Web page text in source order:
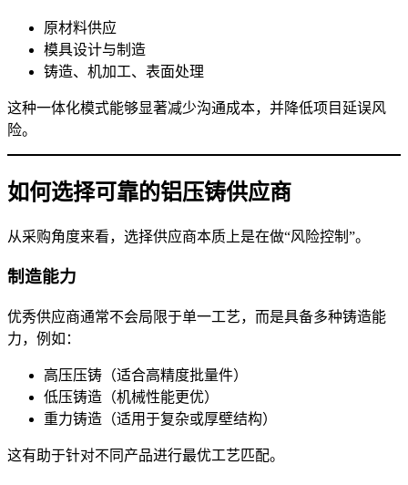
原材料供应
模具设计与制造
铸造、机加工、表面处理
这种一体化模式能够显著减少沟通成本，并降低项目延误风
险。
如何选择可靠的铝压铸供应商
从采购角度来看，选择供应商本质上是在做“风险控制”。
制造能力
优秀供应商通常不会局限于单一工艺，而是具备多种铸造能
力，例如：
高压压铸（适合高精度批量件）
低压铸造（机械性能更优）
重力铸造（适用于复杂或厚壁结构）
这有助于针对不同产品进行最优工艺匹配。